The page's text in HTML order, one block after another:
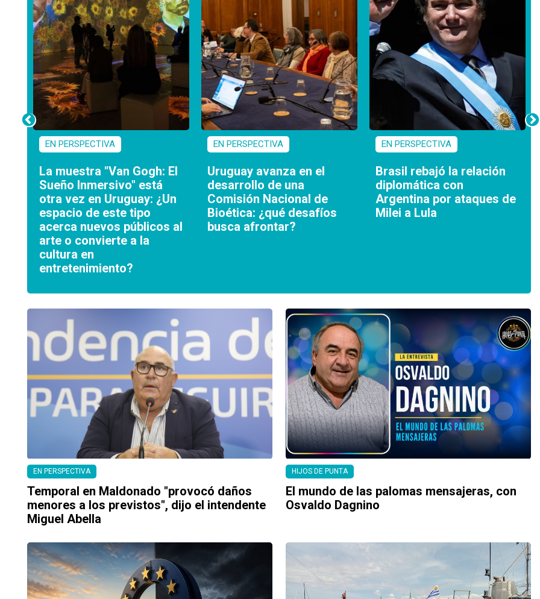
EN PERSPECTIVA
La muestra "Van Gogh: El
Sueño Inmersivo" está
otra vez en Uruguay: ¿Un
espacio de este tipo
acerca nuevos públicos al
arte o convierte a la
cultura en
entretenimiento?
EN PERSPECTIVA
Uruguay avanza en el
desarrollo de una
Comisión Nacional de
Bioética: ¿qué desafíos
busca afrontar?
EN PERSPECTIVA
Brasil rebajó la relación
diplomática con
Argentina por ataques de
Milei a Lula
EN PERSPECTIVA
Temporal en Maldonado "provocó daños
menores a los previstos", dijo el intendente
Miguel Abella
HIJOS DE PUNTA
El mundo de las palomas mensajeras, con
Osvaldo Dagnino